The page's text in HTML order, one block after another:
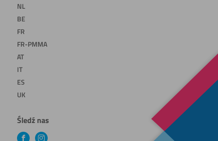
NL
BE
FR
FR-PMMA
AT
IT
ES
UK
Śledź nas